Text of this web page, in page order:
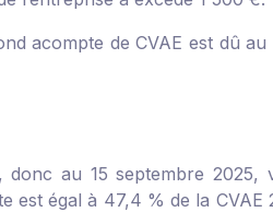
acompte de CVAE est dû
au 15 septembre 2025,
est égal à 47,4 % de la